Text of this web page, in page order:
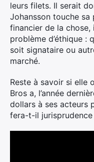
leurs filets. Il serait
Johansson touche sa
financier de la chose,
problème d’éthique :
soit signataire ou
marché.
Reste à savoir si elle
Bros a, l’année
dollars à ses acteurs
fera-t-il jurisprudence